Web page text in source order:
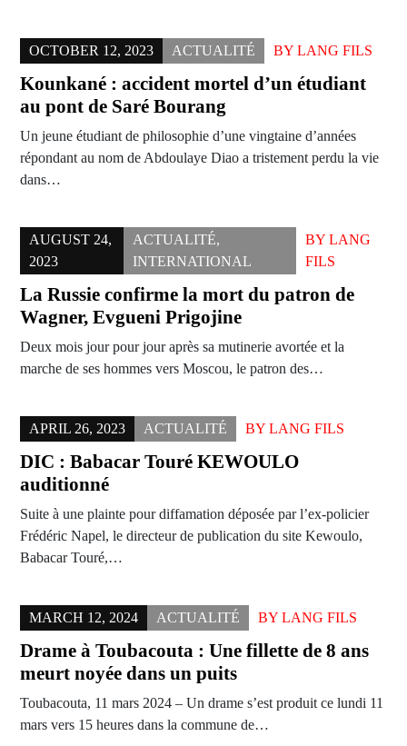
OCTOBER 12, 2023 ACTUALITÉ BY LANG FILS
Kounkané : accident mortel d’un étudiant
au pont de Saré Bourang
Un jeune étudiant de philosophie d’une vingtaine d’années
répondant au nom de Abdoulaye Diao a tristement perdu la vie
dans…
AUGUST 24,
2023
ACTUALITÉ,
INTERNATIONAL
BY LANG
FILS
La Russie confirme la mort du patron de
Wagner, Evgueni Prigojine
Deux mois jour pour jour après sa mutinerie avortée et la
marche de ses hommes vers Moscou, le patron des…
APRIL 26, 2023 ACTUALITÉ BY LANG FILS
DIC : Babacar Touré KEWOULO
auditionné
Suite à une plainte pour diffamation déposée par l’ex-policier
Frédéric Napel, le directeur de publication du site Kewoulo,
Babacar Touré,…
MARCH 12, 2024 ACTUALITÉ BY LANG FILS
Drame à Toubacouta : Une fillette de 8 ans
meurt noyée dans un puits
Toubacouta, 11 mars 2024 – Un drame s’est produit ce lundi 11
mars vers 15 heures dans la commune de…